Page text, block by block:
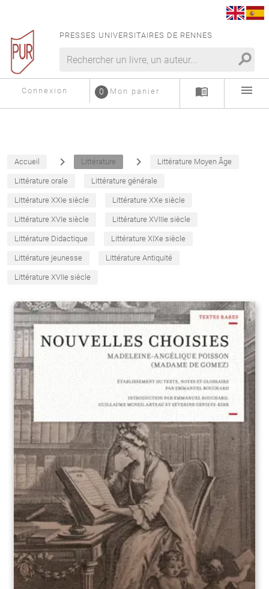
PRESSES UNIVERSITAIRES DE RENNES
search
Connexion Mon panier
0 menu_book menu
Accueil navigate_next Littérature navigate_next Littérature Moyen Âge
Littérature orale Littérature générale
Littérature XXIe siècle Littérature XXe siècle
Littérature XVIe siècle Littérature XVIIIe siècle
Littérature Didactique Littérature XIXe siècle
Littérature jeunesse Littérature Antiquité
Littérature XVIIe siècle